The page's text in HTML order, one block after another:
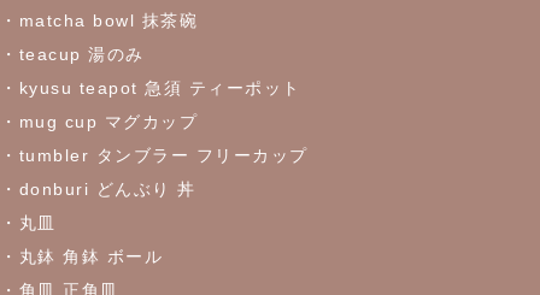
・matcha bowl 抹茶碗
・teacup 湯のみ
・kyusu teapot 急須 ティーポット
・mug cup マグカップ
・tumbler タンブラー フリーカップ
・donburi どんぶり 丼
・丸皿
・丸鉢 角鉢 ボール
・角皿 正角皿